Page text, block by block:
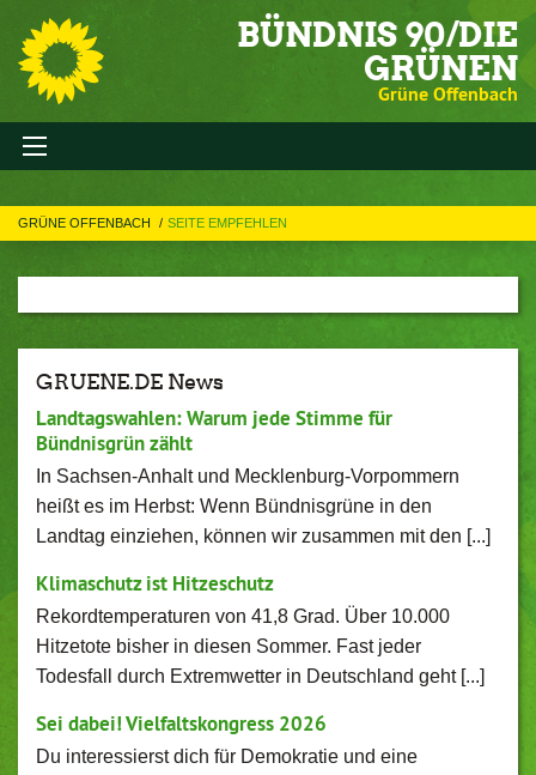
BÜNDNIS 90/DIE
GRÜNEN
Grüne Offenbach
GRÜNE OFFENBACH SEITE EMPFEHLEN
GRUENE.DE News
Landtagswahlen: Warum jede Stimme für
Bündnisgrün zählt
In Sachsen-Anhalt und Mecklenburg-Vorpommern
heißt es im Herbst: Wenn Bündnisgrüne in den
Landtag einziehen, können wir zusammen mit den [...]
Klimaschutz ist Hitzeschutz
Rekordtemperaturen von 41,8 Grad. Über 10.000
Hitzetote bisher in diesen Sommer. Fast jeder
Todesfall durch Extremwetter in Deutschland geht [...]
Sei dabei! Vielfaltskongress 2026
Du interessierst dich für Demokratie und eine